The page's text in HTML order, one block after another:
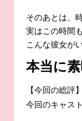
そのあとは、
実はこの時間
こんな彼女が
本当に
【今回の総評】
今回のキャス